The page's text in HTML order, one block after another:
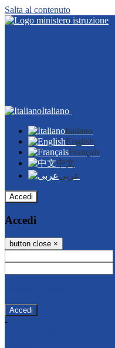
Salta al contenuto
Italiano
Italiano
English
Français
中文
عربى
Accedi
Accedi
button close ×
-